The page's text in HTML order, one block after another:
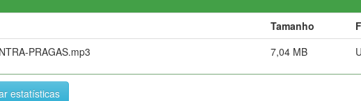
Tamanho
PRAGAS.mp3
7,04 MB
estatísticas